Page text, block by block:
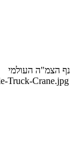
Truck-Crane.jpg